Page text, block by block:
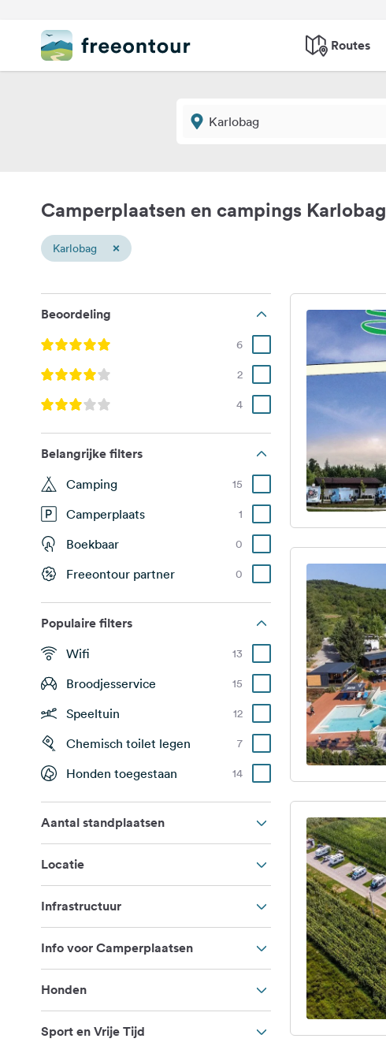
Routes
Camperplaatsen en campings Karlobag
Karlobag ×
Beoordeling
6
2
4
Belangrijke filters
Camping 15
Camperplaats 1
Boekbaar 0
Freeontour partner 0
Populaire filters
Wifi 13
Broodjesservice 15
Speeltuin 12
Chemisch toilet legen 7
Honden toegestaan 14
Aantal standplaatsen
Locatie
Infrastructuur
Info voor Camperplaatsen
Honden
Sport en Vrije Tijd